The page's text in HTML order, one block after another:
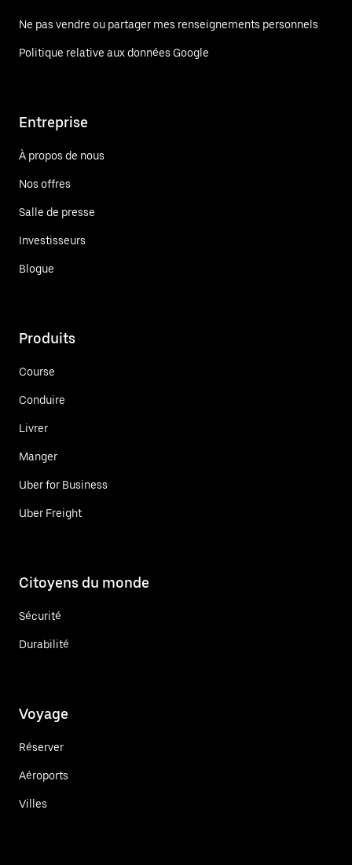
Ne pas vendre ou partager mes renseignements personnels
Politique relative aux données Google
Entreprise
À propos de nous
Nos offres
Salle de presse
Investisseurs
Blogue
Produits
Course
Conduire
Livrer
Manger
Uber for Business
Uber Freight
Citoyens du monde
Sécurité
Durabilité
Voyage
Réserver
Aéroports
Villes